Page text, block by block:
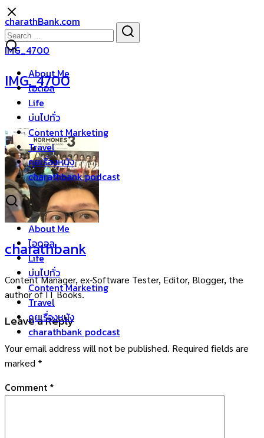
Skip
to
content
charathBank.com
About Me
ไอดอล
Life
บ่นไปทั่ว
Content Marketing
Travel
คุยเรื่องหนัง
charathbank podcast
About Me
ไอดอล
Life
บ่นไปทั่ว
Content Marketing
Travel
คุยเรื่องหนัง
charathbank podcast
Search
for:
IMG_4700
IMG_4700
charathbank
Content Manager, ex-Software Tester, Editor, Blogger, the
author of IT Books.
Leave a Reply
Your email address will not be published. Required fields are
marked *
Comment *